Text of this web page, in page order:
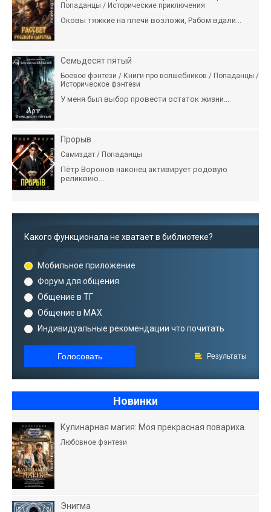
Попаданцы / Исторические приключения
Оковы тяжкие на плечи возложи, Рабом вдали...
Семьдесят пятый
Боевое фэнтези / Книги про волшебников / Попаданцы /
Историческое фэнтези
У меня был выбор провести остаток жизни...
Прорыв
Самиздат / Попаданцы
Пётр Воронов наконец активирует родовую
реликвию...
Какого функционала не хватает в библиотеке?
Мобильное приложение
Форум для общения
Общение в ТГ
Общение в MAX
Индивидуальные рекомендации что почитать
Голосовать Результаты
Новинки
Кулинарная магия: Моя прекрасная повариха.
Любовное фэнтези
Энигма